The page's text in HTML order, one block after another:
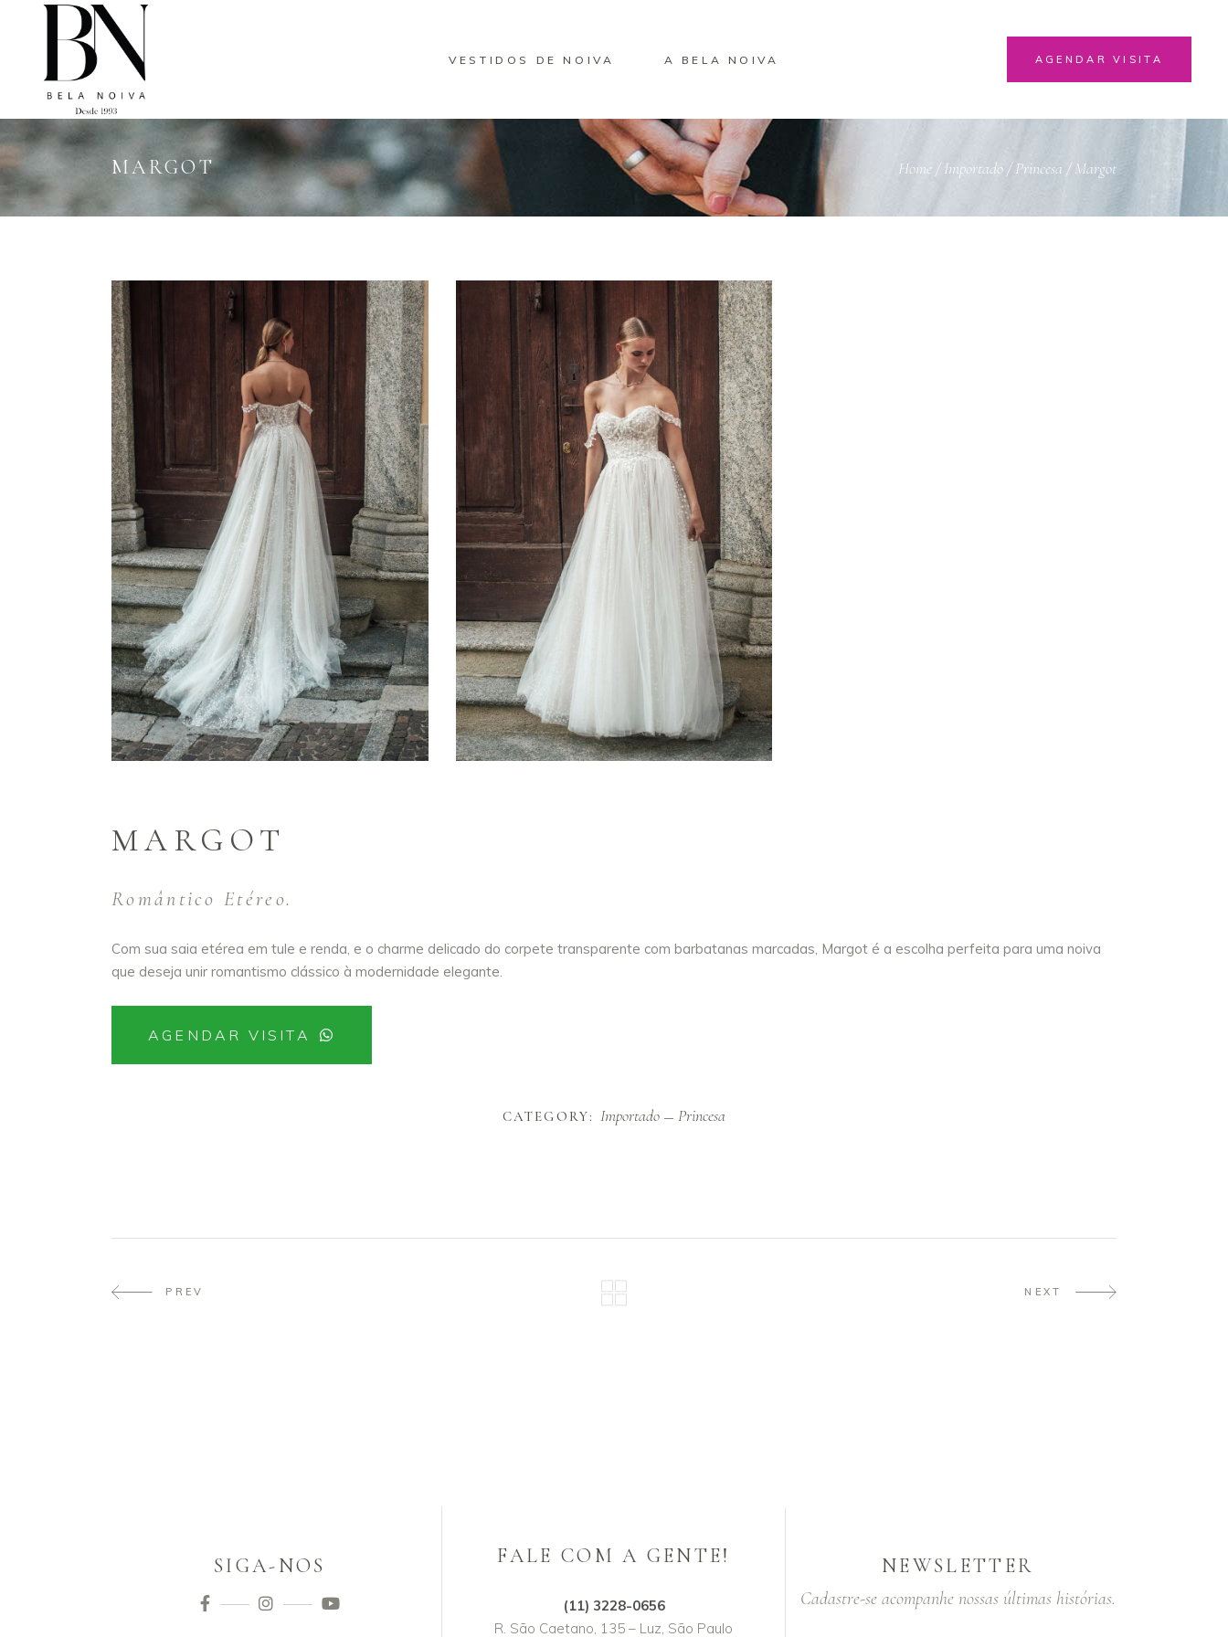
VESTIDOS DE NOIVA A BELA NOIVA AGENDAR VISITA
MARGOT Home/Importado/Princesa/Margot
MARGOT
Romântico Etéreo.
Com sua saia etérea em tule e renda, e o charme delicado do corpete transparente com barbatanas marcadas, Margot é a escolha perfeita para uma noiva
que deseja unir romantismo clássico à modernidade elegante.
AGENDAR VISITA
CATEGORY: Importado Princesa
PREV NEXT
SIGA-NOS FALE COM A GENTE!
(11) 3228-0656
R. São Caetano, 135 – Luz, São Paulo
NEWSLETTER
Cadastre-se acompanhe nossas últimas histórias.